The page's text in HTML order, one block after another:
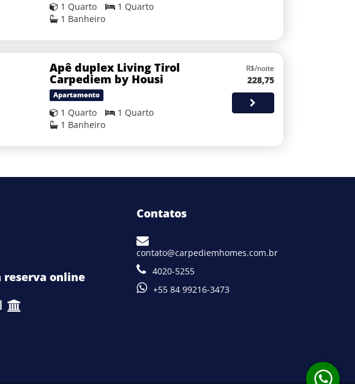
1 Quarto
1 Quarto
1 Banheiro
Apê duplex Living Tirol
Carpediem by Housi
Apartamento
1 Quarto
1 Quarto
1 Banheiro
R$/noite
228,75
reserva online
Contatos
contato@carpediemhomes.com.br
4020-5255
+55 84 99216-3473